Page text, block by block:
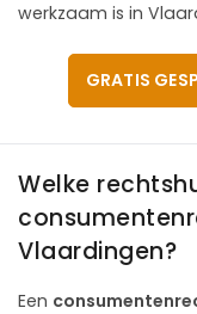
werkzaam is in
GRATIS
Welke
Vlaardingen?
Een